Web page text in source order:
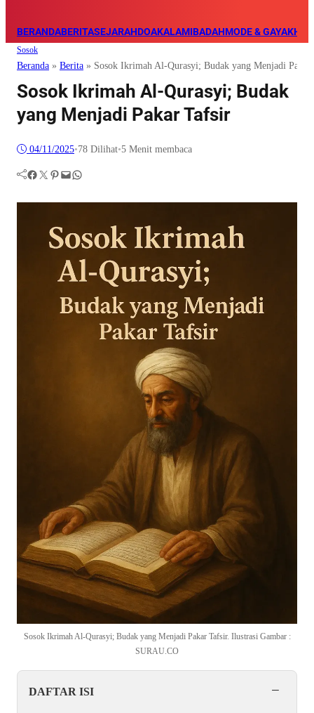
BERANDABERITASEJARAHDOAKALAMIBADAHMODE & GAYA
Sosok
Beranda » Berita » Sosok Ikrimah Al-Qurasyi; Budak yang Menjadi Pakar
Sosok Ikrimah Al-Qurasyi; Budak
yang Menjadi Pakar Tafsir
04/11/2025•78 Dilihat•5 Menit membaca
Facebook Twitter Pinterest Mail WhatsApp
Sosok Ikrimah Al-Qurasyi; Budak yang Menjadi Pakar Tafsir. Ilustrasi Gambar :
SURAU.CO
DAFTAR ISI −